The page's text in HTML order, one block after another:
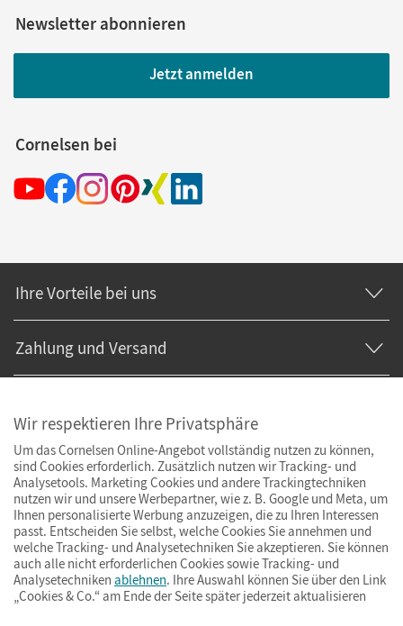
Newsletter abonnieren
Jetzt anmelden
Cornelsen bei
Ihre Vorteile bei uns
Zahlung und Versand
ImpressumAGBDatenschutzBarrierefreiheitCookies & Co.
Wir respektieren Ihre Privatsphäre
Um das Cornelsen Online-Angebot vollständig nutzen zu können,
sind Cookies erforderlich. Zusätzlich nutzen wir Tracking- und
Analysetools. Marketing Cookies und andere Trackingtechniken
nutzen wir und unsere Werbepartner, wie z. B. Google und Meta, um
Ihnen personalisierte Werbung anzuzeigen, die zu Ihren Interessen
passt. Entscheiden Sie selbst, welche Cookies Sie annehmen und
welche Tracking- und Analysetechniken Sie akzeptieren. Sie können
auch alle nicht erforderlichen Cookies sowie Tracking- und
Analysetechniken ablehnen. Ihre Auswahl können Sie über den Link
„Cookies & Co.“ am Ende der Seite später jederzeit aktualisieren